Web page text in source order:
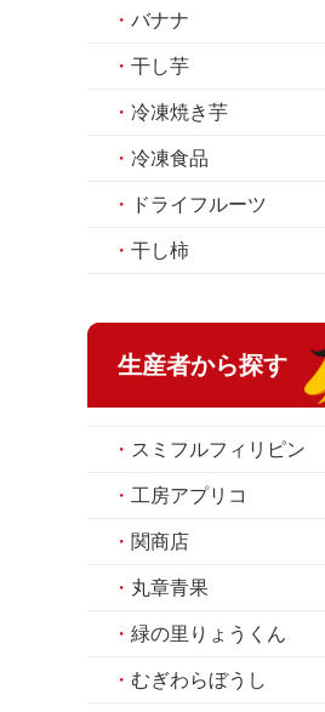
・ バナナ
・ 干し芋
・ 冷凍焼き芋
・ 冷凍食品
・ ドライフルーツ
・ 干し柿
生産者から探す
・ スミフルフィリピン
・ 工房アプリコ
・ 関商店
・ 丸章青果
・ 緑の里りょうくん
・ むぎわらぼうし